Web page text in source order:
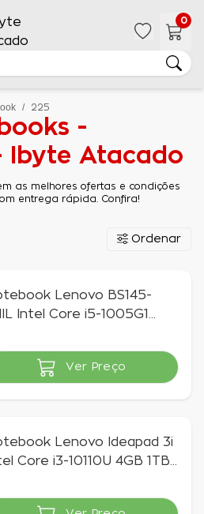
0
225
-
Ibyte Atacado
as melhores ofertas e condições
entrega rápida. Confira!
Ordenar
Lenovo BS145-
Intel Core i5-1005G1
10 Pro, Preto
Ver Preço
Lenovo Ideapad 3i
Core i3-10110U 4GB 1TB